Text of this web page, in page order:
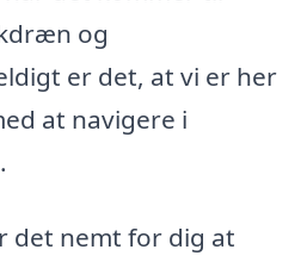
og
er det, at vi er her
at navigere i
det nemt for dig at